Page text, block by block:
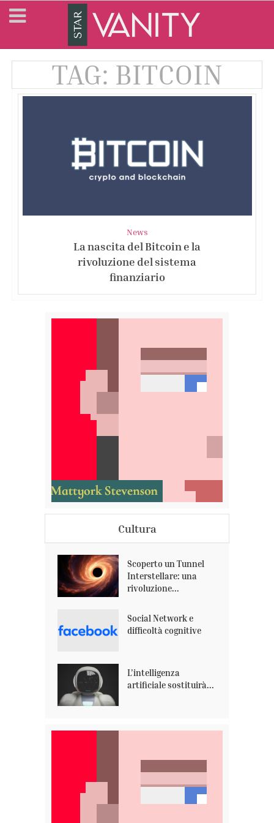
TAG: BITCOIN
News
La nascita del Bitcoin e la
rivoluzione del sistema
finanziario
Cultura
Scoperto un Tunnel
Interstellare: una
rivoluzione...
Social Network e
difficoltà cognitive
L’intelligenza
artificiale sostituirà...